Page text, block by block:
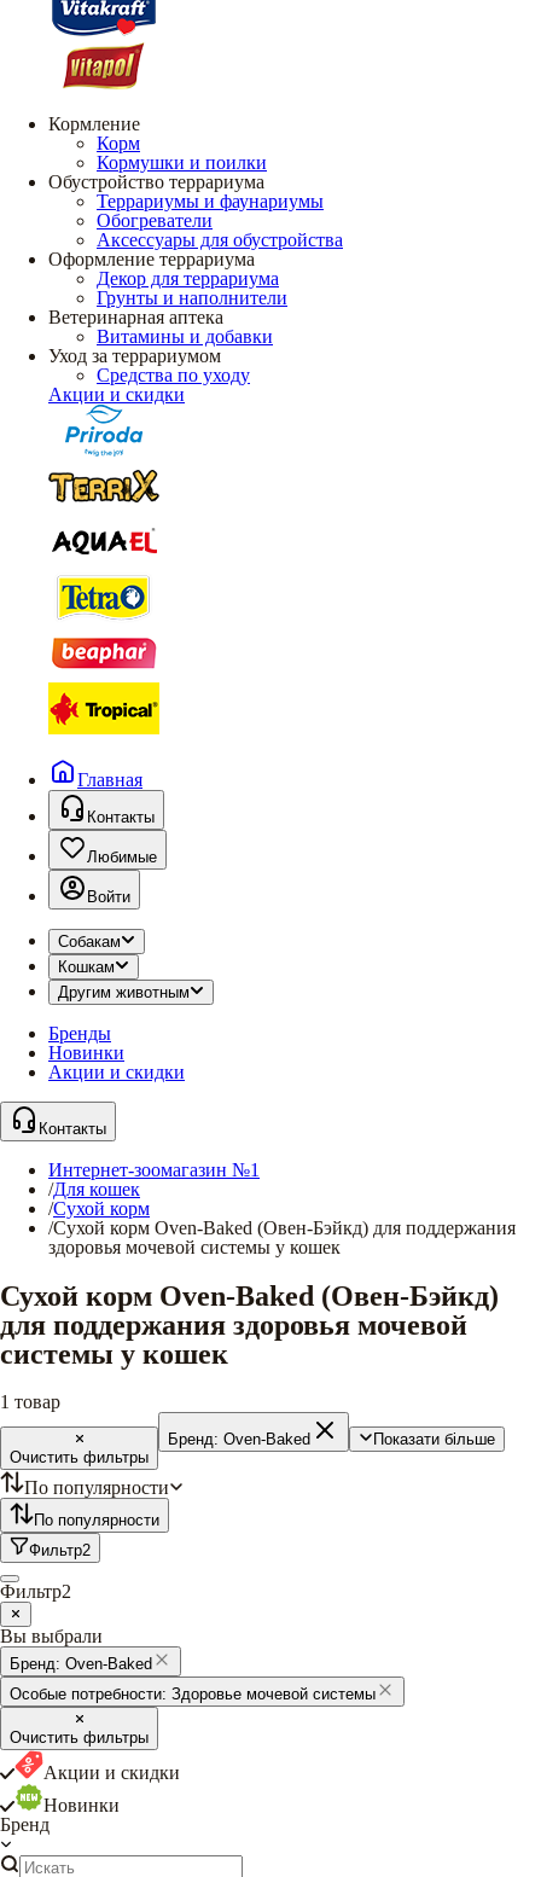
Кормление
Корм
Кормушки и поилки
Обустройство террариума
Террариумы и фаунариумы
Обогреватели
Аксессуары для обустройства
Оформление террариума
Декор для террариума
Грунты и наполнители
Ветеринарная аптека
Витамины и добавки
Уход за террариумом
Средства по уходу
Акции и скидки
Главная
Контакты
Любимые
Войти
Собакам
Кошкам
Другим животным
Бренды
Новинки
Акции и скидки
Контакты
Интернет-зоомагазин №1
/Для кошек
/Сухой корм
/Сухой корм Oven-Baked (Овен-Бэйкд) для поддержания
здоровья мочевой системы у кошек
Сухой корм Oven-Baked (Овен-Бэйкд)
для поддержания здоровья мочевой
системы у кошек
1 товар
Очистить фильтры
Бренд: Oven-Baked Показати більше
По популярности
По популярности
Фильтр2
Фильтр2
Вы выбрали
Бренд: Oven-Baked
Особые потребности: Здоровье мочевой системы
Очистить фильтры
Акции и скидки
Новинки
Бренд